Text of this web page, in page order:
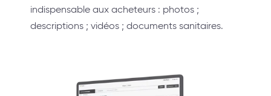
indispensable aux acheteurs : photos ;
descriptions ; vidéos ; documents sanitaires.